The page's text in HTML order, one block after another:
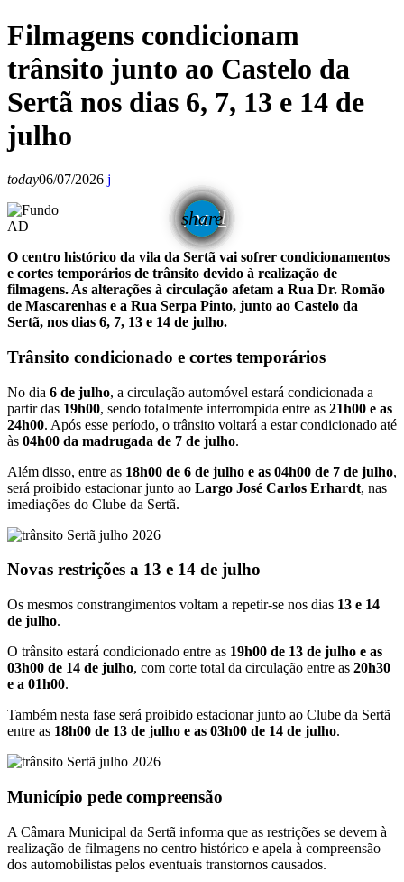
Filmagens condicionam
trânsito junto ao Castelo da
Sertã nos dias 6, 7, 13 e 14 de
julho
today06/07/2026
share
email
AD
O centro histórico da vila da Sertã vai sofrer condicionamentos
e cortes temporários de trânsito devido à realização de
filmagens. As alterações à circulação afetam a Rua Dr. Romão
de Mascarenhas e a Rua Serpa Pinto, junto ao Castelo da
Sertã, nos dias 6, 7, 13 e 14 de julho.
Trânsito condicionado e cortes temporários
No dia 6 de julho, a circulação automóvel estará condicionada a
partir das 19h00, sendo totalmente interrompida entre as 21h00 e as
24h00. Após esse período, o trânsito voltará a estar condicionado até
às 04h00 da madrugada de 7 de julho.
Além disso, entre as 18h00 de 6 de julho e as 04h00 de 7 de julho,
será proibido estacionar junto ao Largo José Carlos Erhardt, nas
imediações do Clube da Sertã.
Novas restrições a 13 e 14 de julho
Os mesmos constrangimentos voltam a repetir-se nos dias 13 e 14
de julho.
O trânsito estará condicionado entre as 19h00 de 13 de julho e as
03h00 de 14 de julho, com corte total da circulação entre as 20h30
e a 01h00.
Também nesta fase será proibido estacionar junto ao Clube da Sertã
entre as 18h00 de 13 de julho e as 03h00 de 14 de julho.
Município pede compreensão
A Câmara Municipal da Sertã informa que as restrições se devem à
realização de filmagens no centro histórico e apela à compreensão
dos automobilistas pelos eventuais transtornos causados.